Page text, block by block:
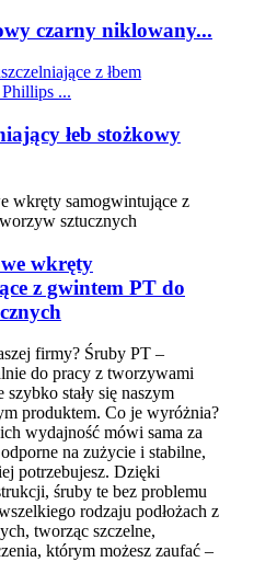
czarny niklowany...
łeb stożkowy
wkręty
z gwintem PT do
firmy? Śruby PT –
do pracy z tworzywami
stały się naszym
produktem. Co je wyróżnia?
wydajność mówi sama za
na zużycie i stabilne,
potrzebujesz. Dzięki
śruby te bez problemu
rodzaju podłożach z
tworząc szczelne,
którym możesz zaufać –